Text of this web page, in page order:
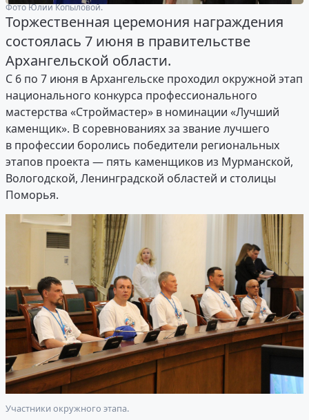
Фото Юлии Копыловой.
Торжественная церемония награждения
состоялась 7 июня в правительстве
Архангельской области.
С 6 по 7 июня в Архангельске проходил окружной этап
национального конкурса профессионального
мастерства «Строймастер» в номинации «Лучший
каменщик». В соревнованиях за звание лучшего
в профессии боролись победители региональных
этапов проекта — пять каменщиков из Мурманской,
Вологодской, Ленинградской областей и столицы
Поморья.
Участники окружного этапа.